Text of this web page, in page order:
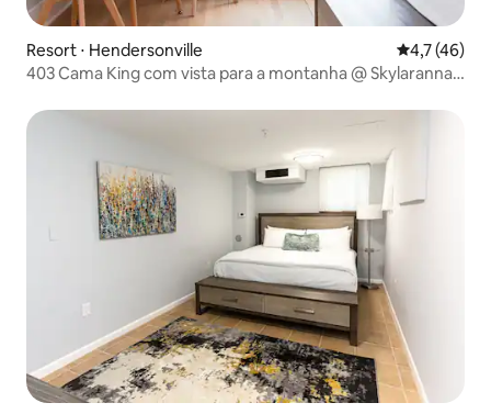
Resort ⋅ Hendersonville 4,7 de uma
4,7 (46)
403 Cama King com vista para a montanha @ Skylaranna